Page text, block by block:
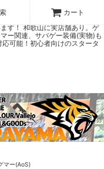
ラインショップです！ ウォー
へ！ボードゲームもメジャーど
す！ 和歌山に実店舗あり。ゲ
ー関連、サバゲー装備(実物)も
可能！初心者向けのスタータ
カート
マー(AoS)